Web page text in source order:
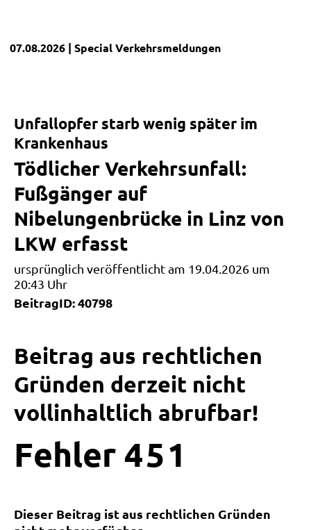
07.08.2026 | SpecialVerkehrsmeldungen
Unfallopfer starb wenig später im
Krankenhaus
Tödlicher Verkehrsunfall:
Fußgänger auf
Nibelungenbrücke in Linz von
LKW erfasst
ursprünglich veröffentlicht am 19.04.2026 um
20:43 Uhr
BeitragID: 40798
Beitrag aus rechtlichen
Gründen derzeit nicht
vollinhaltlich abrufbar!
Fehler 4 5 1
Dieser Beitrag ist aus rechtlichen Gründen